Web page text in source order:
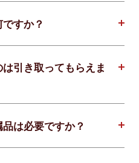
すか？
引き取ってもらえま
は必要ですか？